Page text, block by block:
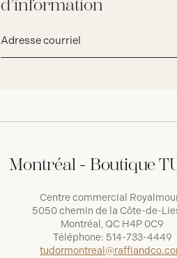
d’information
courriel*
Montréal - Boutique
Centre commercial
5050 chemin de la Côte-de-
Montréal, QC H4P 0C9
Téléphone: 514-733-4449